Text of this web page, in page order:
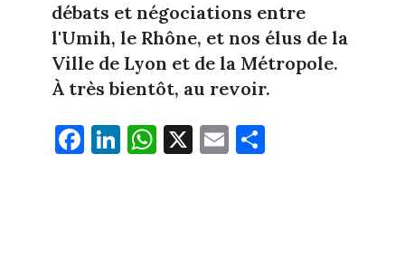
débats et négociations entre
l'Umih, le Rhône, et nos élus de la
Ville de Lyon et de la Métropole.
À très bientôt, au revoir.
Fa
ce
Li
nk
W
ha
X E
m
Pa